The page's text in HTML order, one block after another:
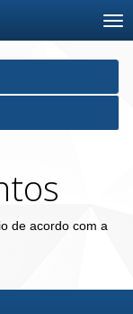
de acordo com a